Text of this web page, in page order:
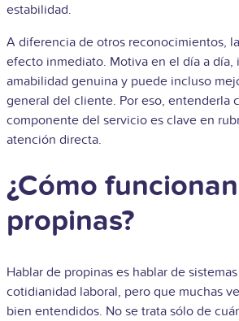
estabilidad.
A diferencia de otros reconocimientos,
efecto inmediato. Motiva en el día a día,
amabilidad genuina y puede incluso
general del cliente. Por eso, entenderla
componente del servicio es clave en
atención directa.
¿Cómo
propinas?
Hablar de propinas es hablar de
cotidianidad laboral, pero que muchas
bien entendidos. No se trata sólo de